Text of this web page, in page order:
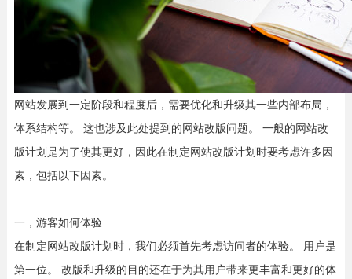
网站发展到一定阶段和程度后，需要优化和升级其一些内部布局，
体系结构等。 这也涉及此处提到的网站改版问题。 一般的网站改
版计划是为了使其更好，因此在制定网站改版计划时要考虑许多因
素，包括以下因素。
一，游客如何体验
在制定网站改版计划时，我们必须首先考虑访问者的体验。 用户是
第一位。 改版和升级的目的还在于为其用户带来更丰富和更好的体